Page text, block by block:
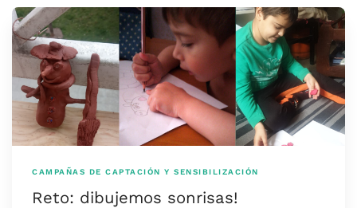
CAMPAÑAS DE CAPTACIÓN Y SENSIBILIZACIÓN
Reto: dibujemos sonrisas!